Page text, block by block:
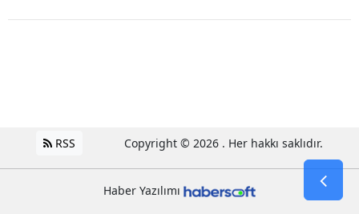
RSS Copyright © 2026 . Her hakkı saklıdır.
Haber Yazılımı